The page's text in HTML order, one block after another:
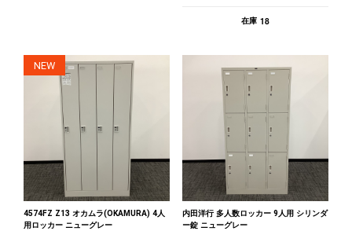
在庫 18
NEW
4574FZ Z13 オカムラ(OKAMURA) 4人
用ロッカー ニューグレー
内田洋行 多人数ロッカー 9人用 シリンダ
ー錠 ニューグレー